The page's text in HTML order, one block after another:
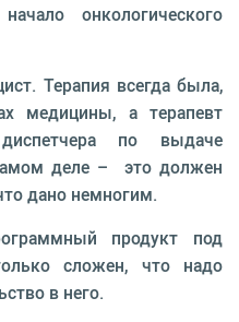
онкологического
Терапия всегда была,
медицины, а терапевт
по выдаче
деле – это должен
дано немногим.
продукт под
сложен, что надо
в него.